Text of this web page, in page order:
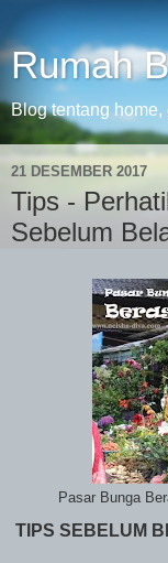
Rumah
Blog tentang
21 DESEMBER 2017
Tips -
Sebelum
Pasar Bunga
TIPS SEBELUM